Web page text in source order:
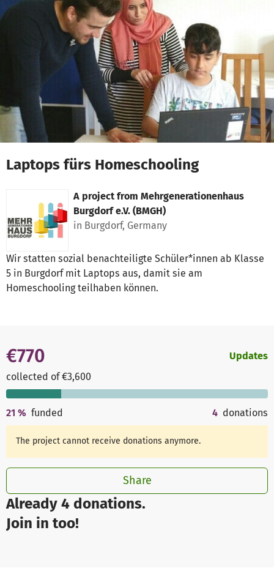
Skip to main content
Show accessibility statement
Laptops fürs Homeschooling
A project from Mehrgenerationenhaus
Burgdorf e.V. (BMGH)
in Burgdorf, Germany
Wir statten sozial benachteiligte Schüler*innen ab Klasse
5 in Burgdorf mit Laptops aus, damit sie am
Homeschooling teilhaben können.
Already 4 donations.
Join in too!
€770
collected of €3,600
Updates
21 % funded 4 donations
The project cannot receive donations anymore.
Share